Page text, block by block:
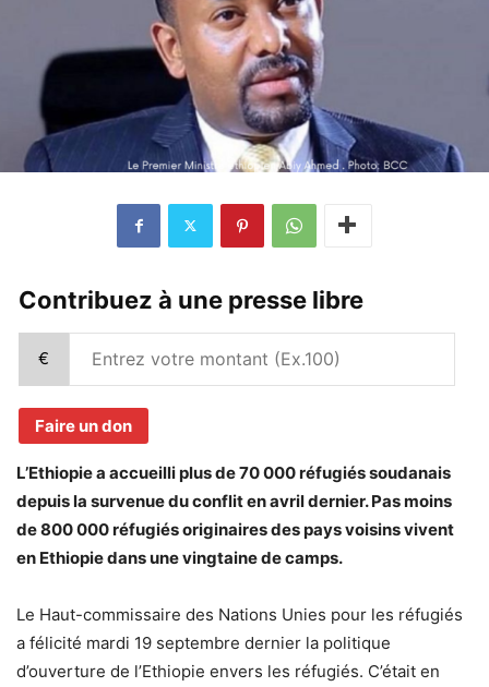
Contribuez à une presse libre
€
Faire un don
L’Ethiopie a accueilli plus de 70 000 réfugiés soudanais
depuis la survenue du conflit en avril dernier. Pas moins
de 800 000 réfugiés originaires des pays voisins vivent
en Ethiopie dans une vingtaine de camps.
Le Haut-commissaire des Nations Unies pour les réfugiés
a félicité mardi 19 septembre dernier la politique
d’ouverture de l’Ethiopie envers les réfugiés. C’était en